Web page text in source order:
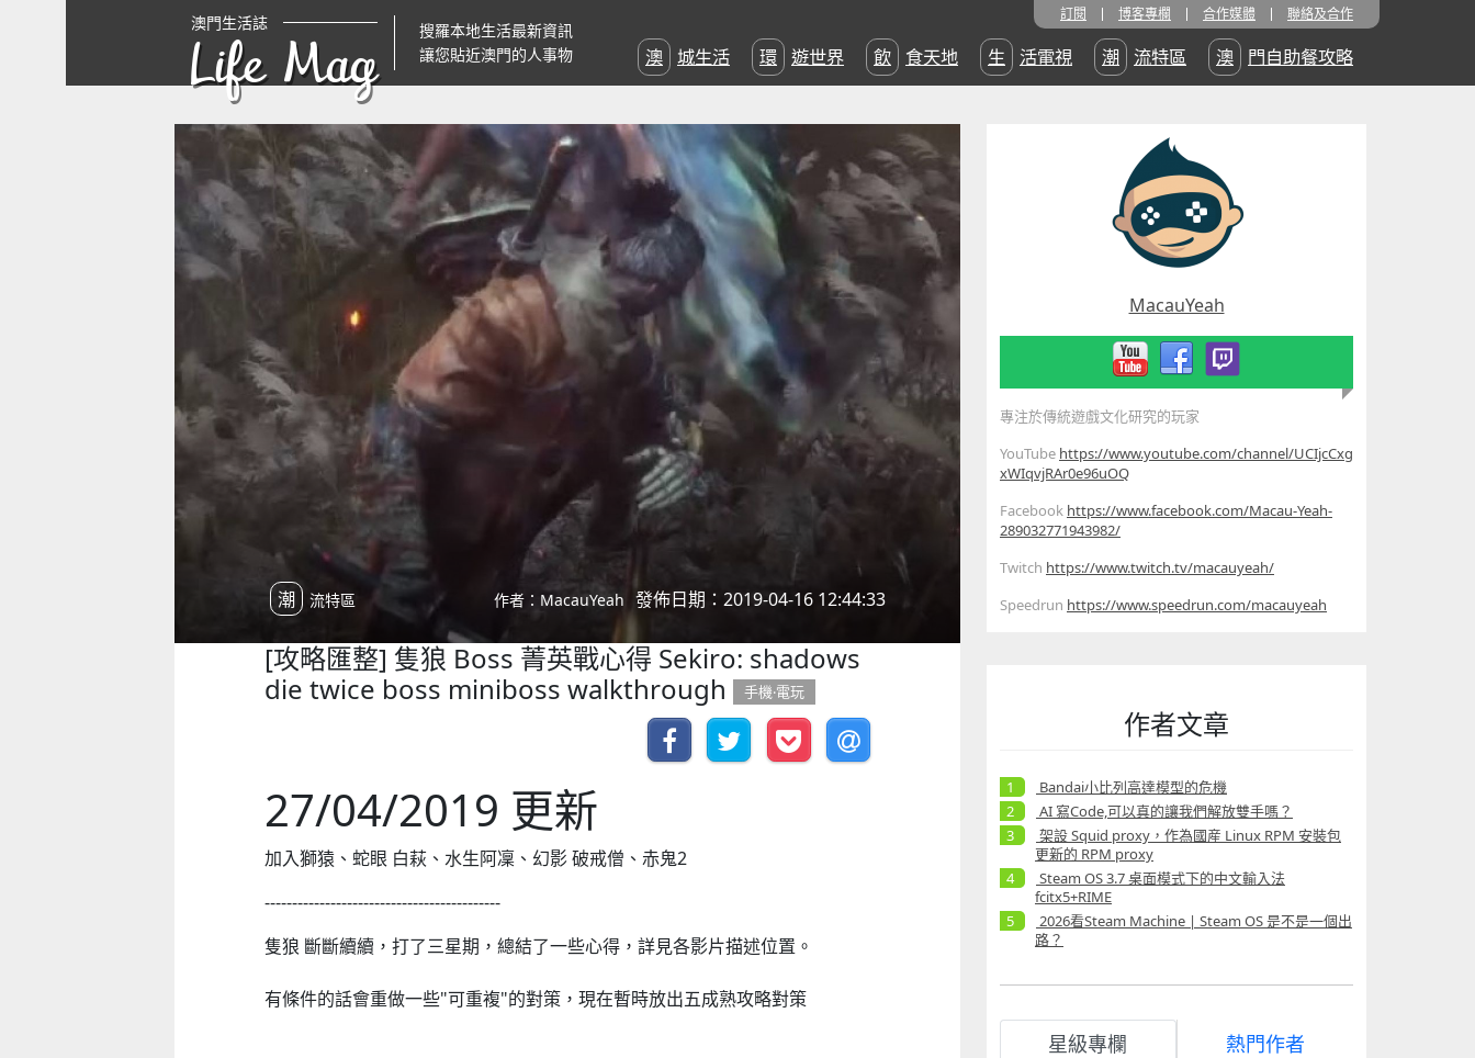
澳門生活誌
Life Mag
搜羅本地生活最新資訊
讓您貼近澳門的人事物
訂閱 博客專欄 合作媒體 聯絡及合作
澳城生活 環遊世界 飲食天地 生活電視 潮流特區 澳門自助餐攻略
潮流特區 作者：MacauYeah 發佈日期：2019-04-16 12:44:33
[攻略匯整] 隻狼 Boss 菁英戰心得 Sekiro: shadows
die twice boss miniboss walkthrough
手機‧電玩
27/04/2019 更新
加入獅猿、蛇眼 白萩、水生阿凜、幻影 破戒僧、赤鬼2
-------------------------------------------
隻狼 斷斷續續，打了三星期，總結了一些心得，詳見各影片描述位置。
有條件的話會重做一些"可重複"的對策，現在暫時放出五成熟攻略對策
MacauYeah
專注於傳統遊戲文化研究的玩家
YouTube https://www.youtube.com/channel/UCIjcCxg
xWIqvjRAr0e96uOQ
Facebook https://www.facebook.com/Macau-Yeah-
289032771943982/
Twitch https://www.twitch.tv/macauyeah/
Speedrun https://www.speedrun.com/macauyeah
作者文章
Bandai小比列高達模型的危機
AI 寫Code,可以真的讓我們解放雙手嗎？
架設 Squid proxy，作為國産 Linux RPM 安裝包
更新的 RPM proxy
Steam OS 3.7 桌面模式下的中文輸入法
fcitx5+RIME
2026看Steam Machine | Steam OS 是不是一個出
路？
星級專欄 熱門作者